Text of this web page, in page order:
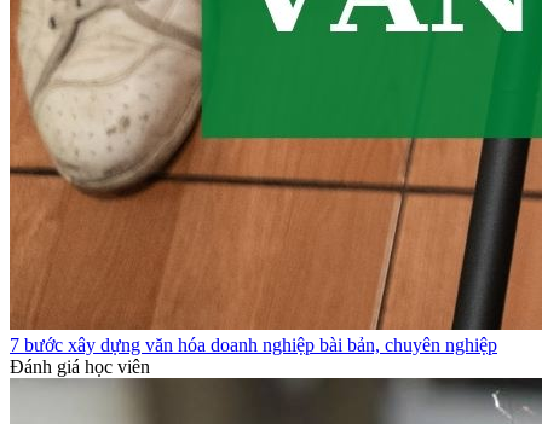
7 bước xây dựng văn hóa doanh nghiệp bài bản, chuyên nghiệp
Đánh giá học viên